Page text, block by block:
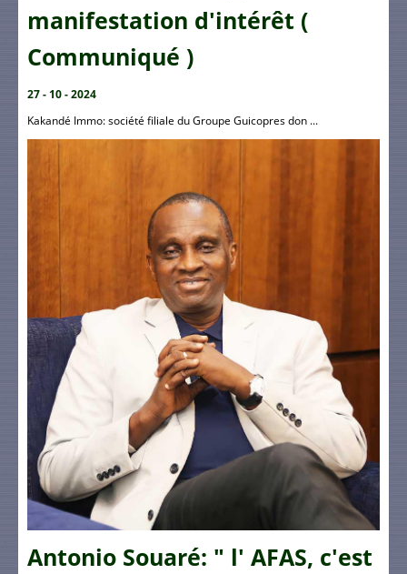
manifestation d'intérêt (
Communiqué )
27 - 10 - 2024
Kakandé Immo: société filiale du Groupe Guicopres don ...
Antonio Souaré: " l' AFAS, c'est